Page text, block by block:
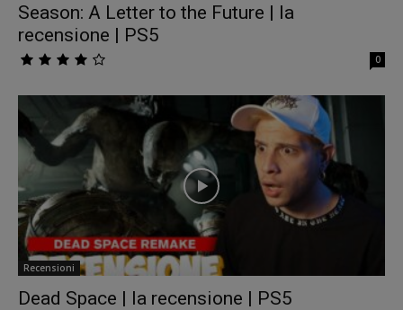
Season: A Letter to the Future | la
recensione | PS5
0
Recensioni
Dead Space | la recensione | PS5